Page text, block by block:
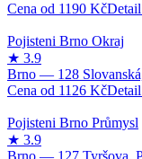
1190 Kč
1126 Kč